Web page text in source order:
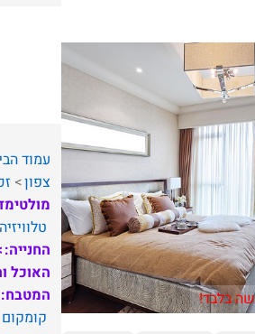
בלבד!
עמוד
צפון
טלוויזיה
החנייה:
האוכל
המטבח: